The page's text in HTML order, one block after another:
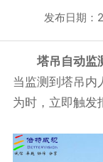
发布日期
塔吊自动监
当监测到塔吊内
为时，立即触发